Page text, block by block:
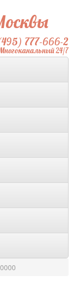
777-666-2
24/7